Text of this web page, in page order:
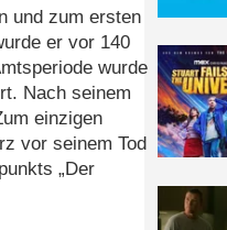
und zum ersten
er vor 140
wurde
Nach seinem
einzigen
vor seinem Tod
„Der